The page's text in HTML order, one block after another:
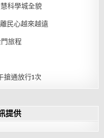
科學城全貌
民心越來越遠
旅程
搶通放行1次
提供